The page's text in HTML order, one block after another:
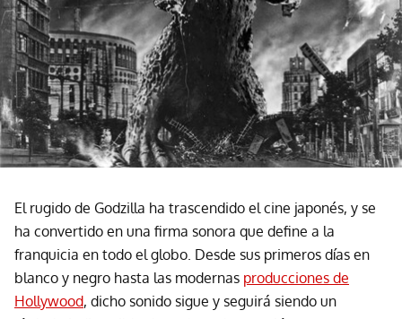
El rugido de Godzilla ha trascendido el cine japonés, y se
ha convertido en una firma sonora que define a la
franquicia en todo el globo. Desde sus primeros días en
blanco y negro hasta las modernas producciones de
Hollywood, dicho sonido sigue y seguirá siendo un